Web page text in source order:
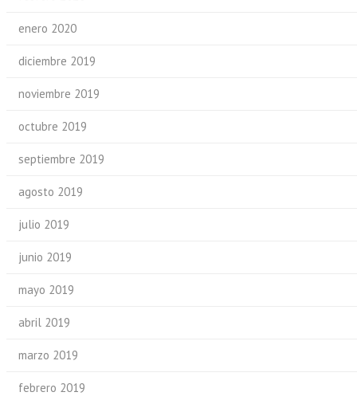
enero 2020
diciembre 2019
noviembre 2019
octubre 2019
septiembre 2019
agosto 2019
julio 2019
junio 2019
mayo 2019
abril 2019
marzo 2019
febrero 2019